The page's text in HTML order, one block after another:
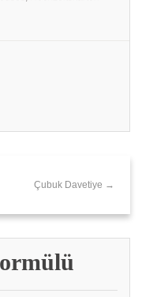
Çubuk Davetiye →